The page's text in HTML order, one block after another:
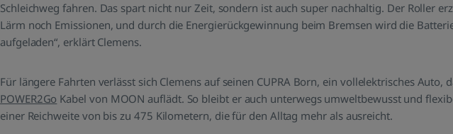
Schleichweg fahren. Das spart nicht nur Zeit, sondern ist auch super nachhaltig. Der Roller
Lärm noch Emissionen, und durch die Energierückgewinnung beim Bremsen wird die
aufgeladen“, erklärt Clemens.
Für längere Fahrten verlässt sich Clemens auf seinen CUPRA Born, ein vollelektrisches Auto,
POWER2Go Kabel von MOON auflädt. So bleibt er auch unterwegs umweltbewusst und
einer Reichweite von bis zu 475 Kilometern, die für den Alltag mehr als ausreicht.